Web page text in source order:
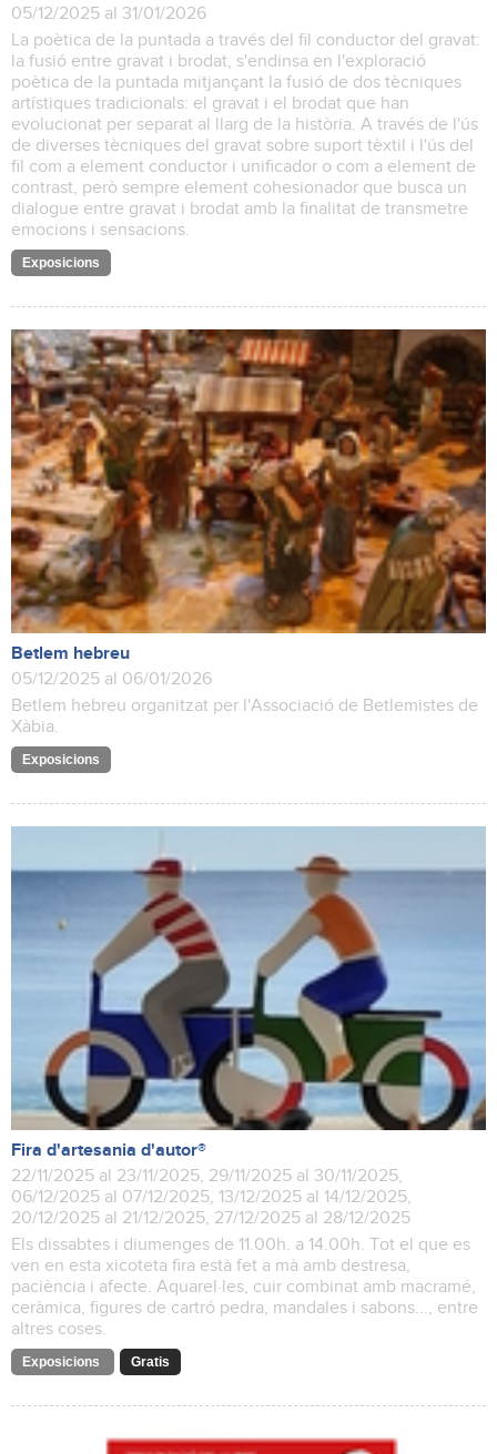
05/12/2025 al 31/01/2026
La poètica de la puntada a través del fil conductor del gravat:
la fusió entre gravat i brodat, s'endinsa en l'exploració
poètica de la puntada mitjançant la fusió de dos tècniques
artístiques tradicionals: el gravat i el brodat que han
evolucionat per separat al llarg de la història. A través de l'ús
de diverses tècniques del gravat sobre suport tèxtil i l'ús del
fil com a element conductor i unificador o com a element de
contrast, però sempre element cohesionador que busca un
dialogue entre gravat i brodat amb la finalitat de transmetre
emocions i sensacions.
Exposicions
Betlem hebreu
05/12/2025 al 06/01/2026
Betlem hebreu organitzat per l'Associació de Betlemistes de
Xàbia.
Exposicions
Fira d'artesania d'autor®
22/11/2025 al 23/11/2025, 29/11/2025 al 30/11/2025,
06/12/2025 al 07/12/2025, 13/12/2025 al 14/12/2025,
20/12/2025 al 21/12/2025, 27/12/2025 al 28/12/2025
Els dissabtes i diumenges de 11.00h. a 14.00h. Tot el que es
ven en esta xicoteta fira està fet a mà amb destresa,
paciència i afecte. Aquarel·les, cuir combinat amb macramé,
ceràmica, figures de cartró pedra, mandales i sabons..., entre
altres coses.
Exposicions Gratis